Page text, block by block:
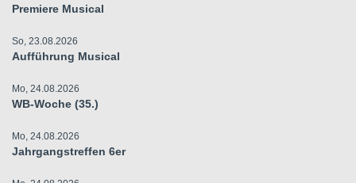
Premiere Musical
So, 23.08.2026
Aufführung Musical
Mo, 24.08.2026
WB-Woche (35.)
Mo, 24.08.2026
Jahrgangstreffen 6er